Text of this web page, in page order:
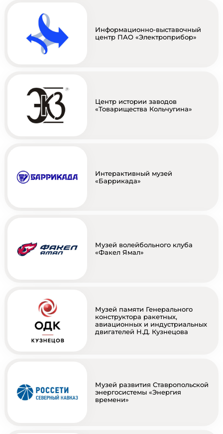
Информационно-выставочный
центр ПАО «Электроприбор»
Центр истории заводов
«Товарищества Кольчугина»
Интерактивный музей
«Баррикада»
Музей волейбольного клуба
«Факел Ямал»
Музей памяти Генерального
конструктора ракетных,
авиационных и индустриальных
двигателей Н.Д. Кузнецова
Музей развития Ставропольской
энергосистемы «Энергия
времени»